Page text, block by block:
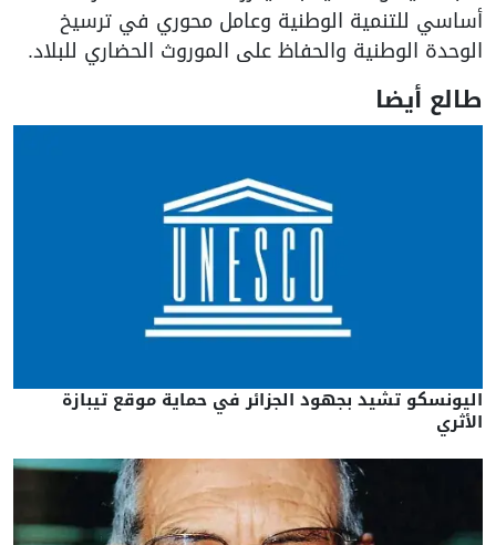
أساسي للتنمية الوطنية وعامل محوري في ترسيخ
الوحدة الوطنية والحفاظ على الموروث الحضاري للبلاد.
طالع أيضا
اليونسكو تشيد بجهود الجزائر في حماية موقع تيبازة
الأثري